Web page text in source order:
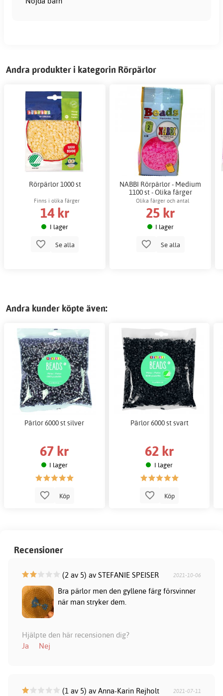
Andra produkter i kategorin Rörpärlor
Rörpärlor 1000 st
Finns i olika färger
14 kr
I lager
Se alla
NABBI Rörpärlor - Medium
1100 st - Olika färger
Olika färger och antal
25 kr
I lager
Se alla
Andra kunder köpte även:
Pärlor 6000 st silver
67 kr
I lager
Köp
Pärlor 6000 st svart
62 kr
I lager
Köp
Recensioner
(2 av 5) av STEFANIE SPEISER 2021-10-06
Bra pärlor men den gyllene färg försvinner
när man stryker dem.
Hjälpte den här recensionen dig?
Ja
Nej
(1 av 5) av Anna-Karin Rejholt 2021-07-11